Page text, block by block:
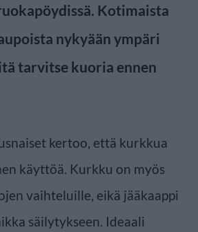
Kotimaista
nykyään ympäri
tarvitse kuoria ennen
kertoo, että kurkkua
käyttöä. Kurkku on myös
vaihteluille, eikä jääkaappi
säilytykseen. Ideaali